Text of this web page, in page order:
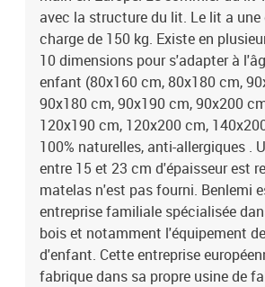
de fabrication est labellisée PEFC. Produit à
manuel de montage est disponible. Garanti
totales du lit : 48 x 89 x 169 cm (hauteur x
délais de fabrication et de livraison peuvent
avec la structure du lit. Le lit a
charge de 150 kg. Existe en
10 dimensions pour s'adapter à
enfant (80x160 cm, 80x180 cm,
90x180 cm, 90x190 cm, 90x200
120x190 cm, 120x200 cm,
100% naturelles, anti-allergiques .
entre 15 et 23 cm d'épaisseur est
matelas n'est pas fourni. Benlemi
entreprise familiale spécialisée
bois et notamment l'équipement
d'enfant. Cette entreprise
fabrique dans sa propre usine de